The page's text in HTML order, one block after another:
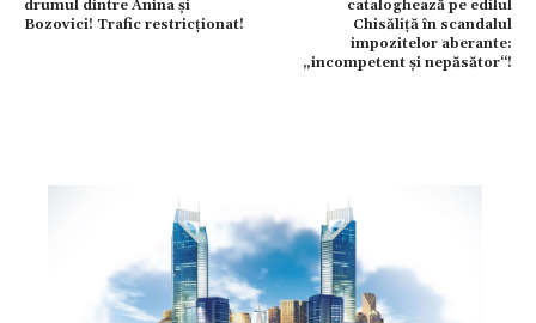
drumul dintre Anina și
Bozovici! Trafic restricționat!
cataloghează pe edilul
Chisăliță în scandalul
impozitelor aberante:
„incompetent și nepăsător“!